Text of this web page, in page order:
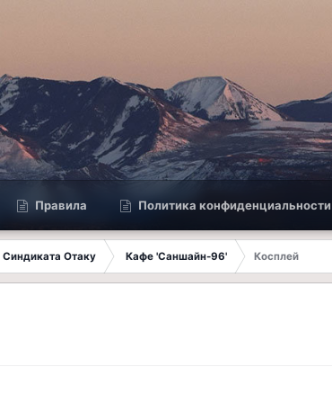
Правила Политика конфиденциальности
Синдиката Отаку Кафе 'Саншайн-96'
Косплей